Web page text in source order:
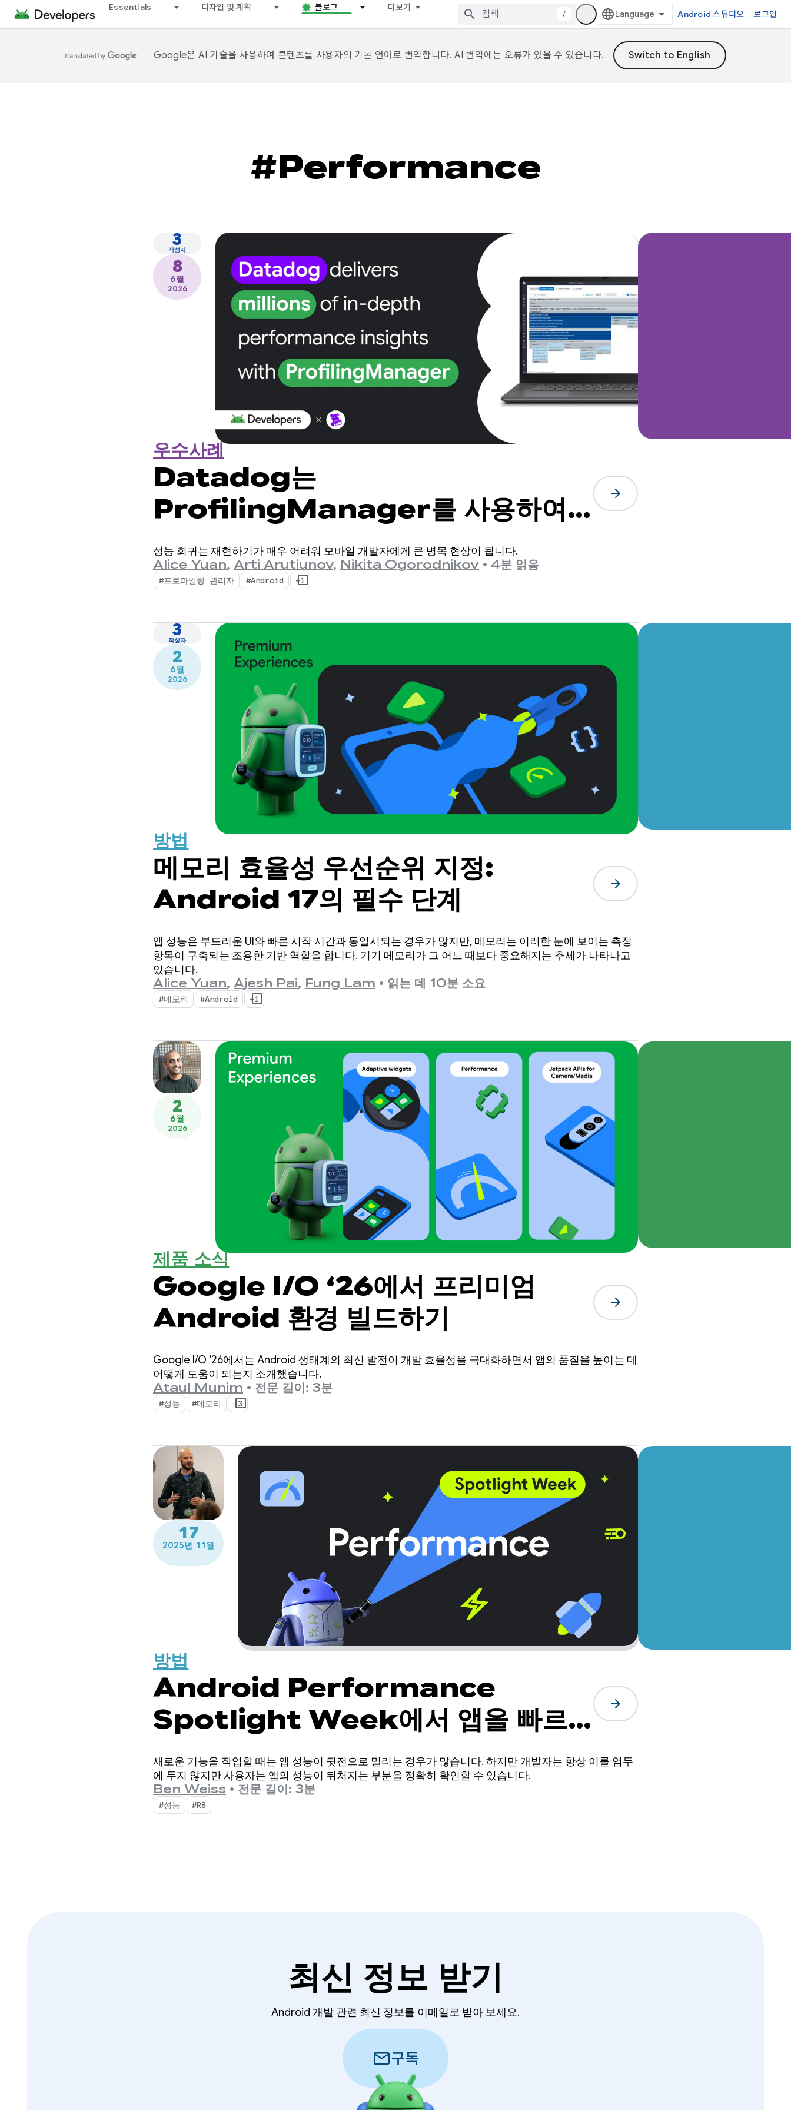
Essentials 디자인 및 계획 블로그 더보기
/ Android 스튜디오 로그인
Google은 AI 기술을 사용하여 콘텐츠를 사용자의 기본 언어로 번역합니다. AI 번역에는 오류가 있을 수 있습니다.
#Performance
3
작성자
8
6월
2026
우수사례
Datadog는
ProfilingManager를 사용하여
수백만 개의 심층적인 성능 통계를 제
공합니다.
arrow_forward
성능 회귀는 재현하기가 매우 어려워 모바일 개발자에게 큰 병목 현상이 됩니다.
Alice Yuan, Arti Arutiunov, Nikita Ogorodnikov • 4분 읽음
#프로파일링 관리자 #Android +1
3
작성자
2
6월
2026
방법
메모리 효율성 우선순위 지정:
Android 17의 필수 단계
arrow_forward
앱 성능은 부드러운 UI와 빠른 시작 시간과 동일시되는 경우가 많지만, 메모리는 이러한 눈에 보이는 측정
항목이 구축되는 조용한 기반 역할을 합니다. 기기 메모리가 그 어느 때보다 중요해지는 추세가 나타나고
있습니다.
Alice Yuan, Ajesh Pai, Fung Lam • 읽는 데 10분 소요
#메모리 #Android +1
2
6월
2026
제품 소식
Google I/O ‘26에서 프리미엄
Android 환경 빌드하기
arrow_forward
Google I/O ‘26에서는 Android 생태계의 최신 발전이 개발 효율성을 극대화하면서 앱의 품질을 높이는 데
어떻게 도움이 되는지 소개했습니다.
Ataul Munim • 전문 길이: 3분
#성능 #메모리 +3
17
2025년 11월
방법
Android Performance
Spotlight Week에서 앱을 빠르
게 추적하세요.
arrow_forward
새로운 기능을 작업할 때는 앱 성능이 뒷전으로 밀리는 경우가 많습니다. 하지만 개발자는 항상 이를 염두
에 두지 않지만 사용자는 앱의 성능이 뒤처지는 부분을 정확히 확인할 수 있습니다.
Ben Weiss • 전문 길이: 3분
#성능 #R8
최신 정보 받기
Android 개발 관련 최신 정보를 이메일로 받아 보세요.
mail구독